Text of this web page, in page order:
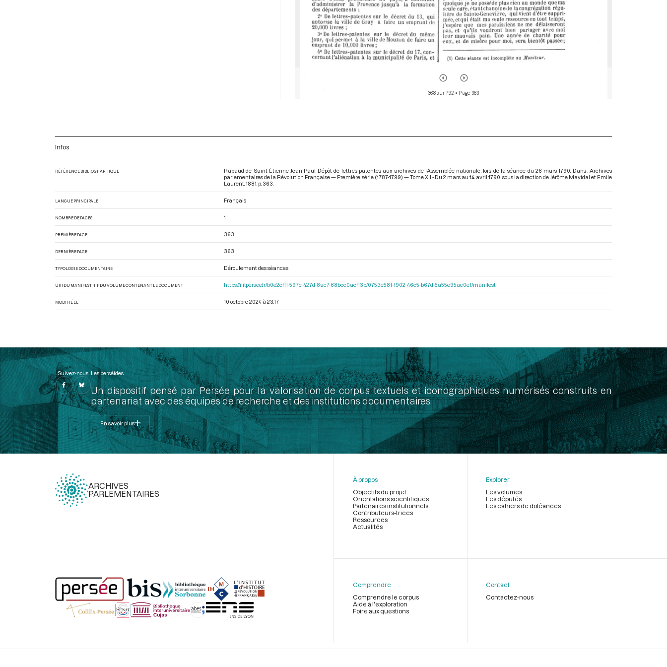
368 sur 792 • Page 363
Infos
RÉFÉRENCE BIBLIOGRAPHIQUE
Rabaud de Saint-Étienne Jean-Paul. Dépôt de lettres-patentes aux archives de l'Assemblée nationale, lors de la séance du 26 mars 1790. Dans : Archives
parlementaires de la Révolution Française — Première série (1787-1799) — Tome XII - Du 2 mars au 14 avril 1790 , sous la direction de Jérôme Mavidal et Emile
Laurent. 1881. p. 363.
LANGUE PRINCIPALE Français
NOMBRE DE PAGES 1
PREMIÈRE PAGE 363
DERNIÈRE PAGE 363
TYPOLOGIE DOCUMENTAIRE Déroulement des séances
URI DU MANIFEST IIIF DU VOLUME CONTENANT LE DOCUMENT https://iiif.persee.fr/b0e2cf11-597c-427d-8ac7-68bcc0acf13b/0753e581-1902-46c5-b67d-5a55e95ac0e1/manifest
MODIFIÉ LE 10 octobre 2024 à 23:17
Suivez-nous Les perséides
Un dispositif pensé par Persée pour la valorisation de corpus textuels et iconographiques numérisés construits en
partenariat avec des équipes de recherche et des institutions documentaires.
En savoir plus
ARCHIVES
PARLEMENTAIRES
page
À propos
Objectifs du projet
Orientations scientifiques
Partenaires institutionnels
Contributeurs-trices
Ressources
Actualités
Explorer
Les volumes
Les députés
Les cahiers de doléances
Comprendre
Comprendre le corpus
Aide à l'exploration
Foire aux questions
Contact
Contactez-nous
Légal